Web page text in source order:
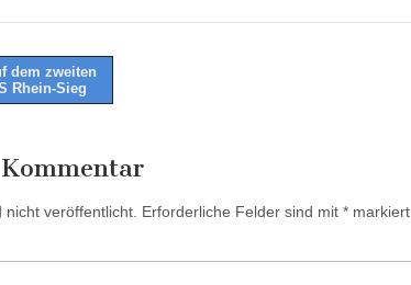
dem zweiten
Rhein-Sieg
nicht veröffentlicht. Erforderliche Felder sind mit * markiert